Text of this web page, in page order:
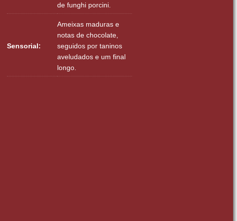
de funghi porcini.
Sensorial:
Ameixas maduras e
notas de chocolate,
seguidos por taninos
aveludados e um final
longo.